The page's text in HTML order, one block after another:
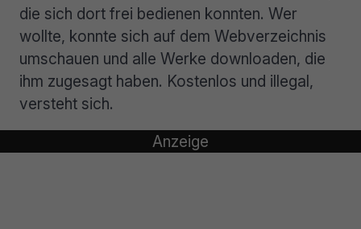
die sich dort frei bedienen konnten. Wer
wollte, konnte sich auf dem Webverzeichnis
umschauen und alle Werke downloaden, die
ihm zugesagt haben. Kostenlos und illegal,
versteht sich.